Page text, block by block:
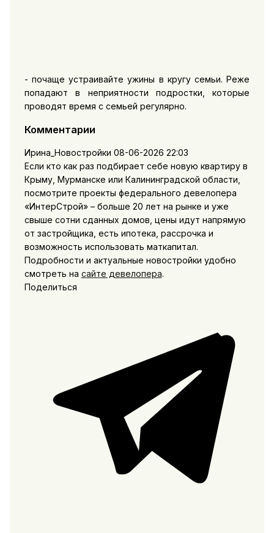
- почаще устраивайте ужины в кругу семьи. Реже
попадают в неприятности подростки, которые
проводят время с семьей регулярно.
Комментарии
Ирина_Новостройки 08-06-2026 22:03
Если кто как раз подбирает себе новую квартиру в
Крыму, Мурманске или Калининградской области,
посмотрите проекты федерального девелопера
«ИнтерСтрой» – больше 20 лет на рынке и уже
свыше сотни сданных домов, цены идут напрямую
от застройщика, есть ипотека, рассрочка и
возможность использовать маткапитал.
Подробности и актуальные новостройки удобно
смотреть на сайте девелопера.
Поделиться